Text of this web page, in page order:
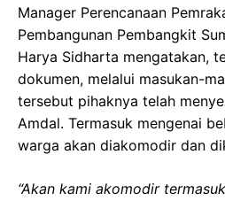
Manager Perencanaan
Pembangunan Pembangkit
Harya Sidharta mengatakan,
dokumen, melalui masukan-
tersebut pihaknya telah
Amdal. Termasuk mengenai
warga akan diakomodir dan
“Akan kami akomodir